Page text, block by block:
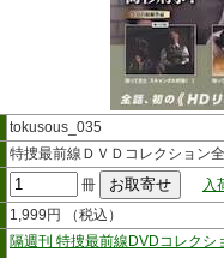
tokusous_035
特捜最前線ＤＶＤコレクション
冊
入
1,999円 （税込）
隔週刊 特捜最前線DVDコレク